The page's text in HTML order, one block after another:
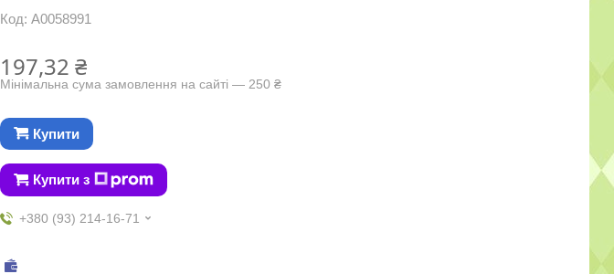
Код: А0058991
197,32 ₴
Мінімальна сума замовлення на сайті — 250 ₴
Купити
Купити з
+380 (93) 214-16-71